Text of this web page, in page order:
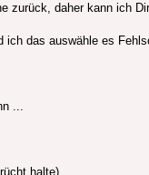
zurück, daher kann ich
das auswähle es
...
halte)